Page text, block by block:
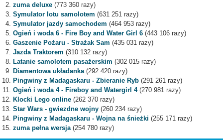
zuma deluxe (773 360 razy)
Symulator lotu samolotem (631 251 razy)
Symulator jazdy samochodem (464 953 razy)
Ogień i woda 6 - Fire Boy and Water Girl 6 (443 106 razy)
Gaszenie Pożaru - Strażak Sam (435 031 razy)
Jazda Traktorem (310 132 razy)
Latanie samolotem pasażerskim (302 015 razy)
Diamentowa układanka(292 420 razy)
Pingwiny z Madagaskaru - Zbieranie Ryb (291 261 razy)
Ogień i woda 4 - Fireboy and Watergirl 4(270 981 razy)
Klocki Lego online (262 370 razy)
Star Wars - gwiezdne wojny (260 234 razy)
Pingwiny z Madagaskaru - Wojna na śnieżki (255 171 razy)
zuma pełna wersja(254 780 razy)